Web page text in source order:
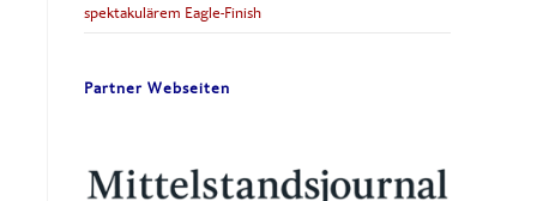
spektakulärem Eagle-Finish
Partner Webseiten